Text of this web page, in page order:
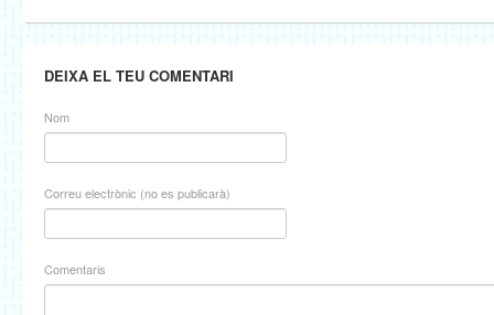
DEIXA EL TEU COMENTARI
Nom
Correu electrònic (no es publicarà)
Comentaris